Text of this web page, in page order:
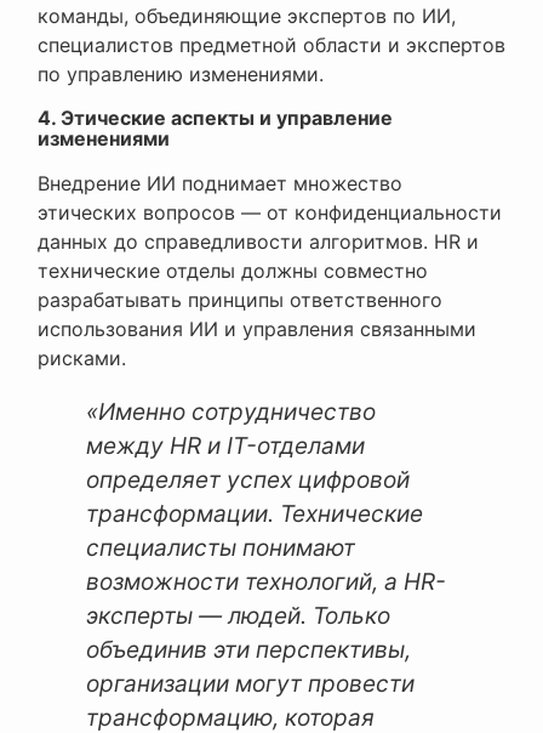
команды, объединяющие экспертов по ИИ,
специалистов предметной области и экспертов
по управлению изменениями.
4. Этические аспекты и управление
изменениями
Внедрение ИИ поднимает множество
этических вопросов — от конфиденциальности
данных до справедливости алгоритмов. HR и
технические отделы должны совместно
разрабатывать принципы ответственного
использования ИИ и управления связанными
рисками.
«Именно сотрудничество
между HR и IT-отделами
определяет успех цифровой
трансформации. Технические
специалисты понимают
возможности технологий, а HR-
эксперты — людей. Только
объединив эти перспективы,
организации могут провести
трансформацию, которая